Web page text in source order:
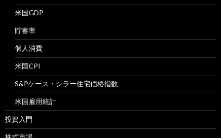
米国GDP
貯蓄率
個人消費
米国CPI
S&Pケース・シラー住宅価格指数
米国雇用統計
投資入門